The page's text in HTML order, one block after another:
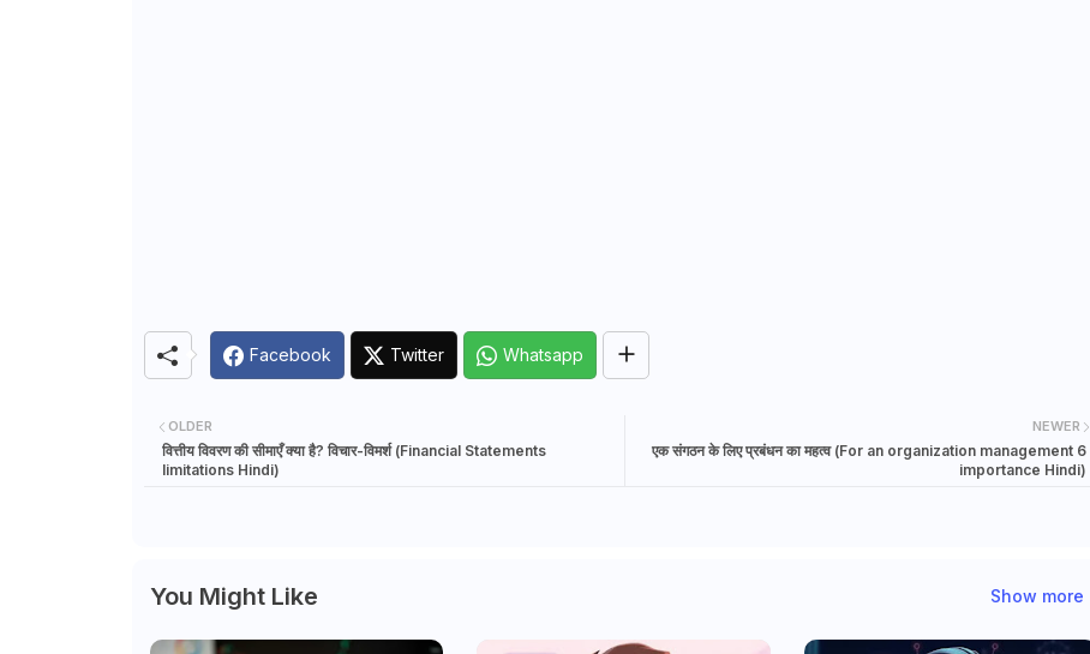
Facebook Twitter Whatsapp
NEWER
एक संगठन के लिए प्रबंधन का महत्व (For an organization management 6
importance Hindi)
OLDER
वित्तीय विवरण की सीमाएँ क्या है? विचार-विमर्श (Financial Statements
limitations Hindi)
You Might Like Show more